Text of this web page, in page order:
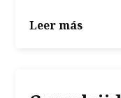
Leer más